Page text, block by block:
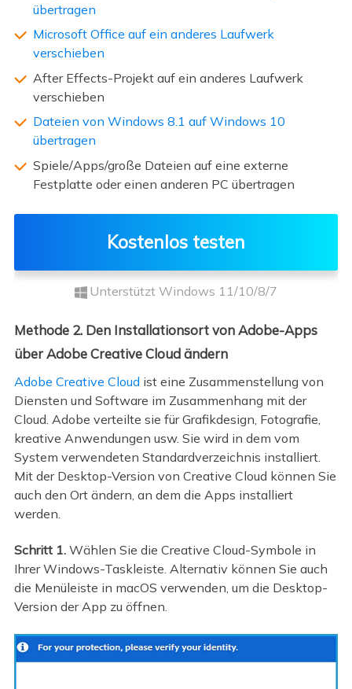
übertragen
Microsoft Office auf ein anderes Laufwerk
verschieben
After Effects-Projekt auf ein anderes Laufwerk
verschieben
Dateien von Windows 8.1 auf Windows 10
übertragen
Spiele/Apps/große Dateien auf eine externe
Festplatte oder einen anderen PC übertragen
Kostenlos testen
Unterstützt Windows 11/10/8/7
Methode 2. Den Installationsort von Adobe-Apps
über Adobe Creative Cloud ändern
Adobe Creative Cloud ist eine Zusammenstellung von
Diensten und Software im Zusammenhang mit der
Cloud. Adobe verteilte sie für Grafikdesign, Fotografie,
kreative Anwendungen usw. Sie wird in dem vom
System verwendeten Standardverzeichnis installiert.
Mit der Desktop-Version von Creative Cloud können Sie
auch den Ort ändern, an dem die Apps installiert
werden.
Schritt 1.Wählen Sie die Creative Cloud-Symbole in
Ihrer Windows-Taskleiste. Alternativ können Sie auch
die Menüleiste in macOS verwenden, um die Desktop-
Version der App zu öffnen.